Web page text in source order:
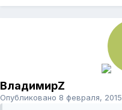
ВладимирZ
Опубликовано 8 февраля, 2015